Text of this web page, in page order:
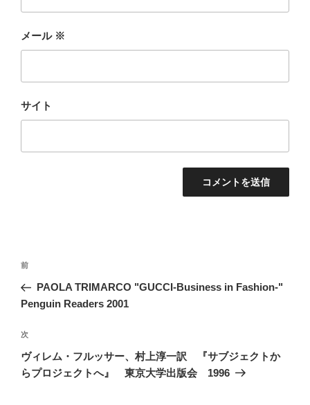
メール ※
サイト
投
ナ
ゲ
ー
シ
前
の
投
前
PAOLA TRIMARCO "GUCCI-Business in Fashion-"
Penguin Readers 2001
次
の
投
次
ヴィレム・フルッサー、村上淳一訳 『サブジェクトか
らプロジェクトへ』 東京大学出版会 1996